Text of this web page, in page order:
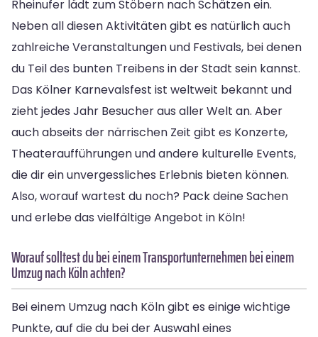
Rheinufer lädt zum Stöbern nach Schätzen ein.
Neben all diesen Aktivitäten gibt es natürlich auch
zahlreiche Veranstaltungen und Festivals, bei denen
du Teil des bunten Treibens in der Stadt sein kannst.
Das Kölner Karnevalsfest ist weltweit bekannt und
zieht jedes Jahr Besucher aus aller Welt an. Aber
auch abseits der närrischen Zeit gibt es Konzerte,
Theateraufführungen und andere kulturelle Events,
die dir ein unvergessliches Erlebnis bieten können.
Also, worauf wartest du noch? Pack deine Sachen
und erlebe das vielfältige Angebot in Köln!
Worauf solltest du bei einem Transportunternehmen bei einem
Umzug nach Köln achten?
Bei einem Umzug nach Köln gibt es einige wichtige
Punkte, auf die du bei der Auswahl eines